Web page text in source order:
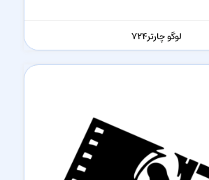
لوگو چارتر724